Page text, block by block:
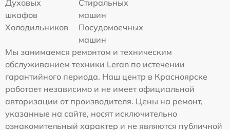
Духовых
шкафов
Стиральных
машин
Холодильников
Посудомоечных
машин
Мы занимаемся ремонтом и техническим
обслуживанием техники Leran по истечении
гарантийного периода. Наш центр в Красноярске
работает независимо и не имеет официальной
авторизации от производителя. Цены на ремонт,
указанные на сайте, носят исключительно
ознакомительный характер и не являются публичной